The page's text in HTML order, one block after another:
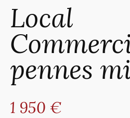
Local
pennes
1 950 €